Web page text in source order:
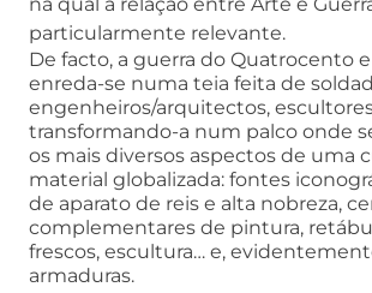
particularmente relevante.
De facto, a guerra do Quatrocento
enreda-se numa teia feita de
engenheiros/arquitectos,
transformando-a num palco onde
os mais diversos aspectos de uma
material globalizada: fontes
de aparato de reis e alta nobreza,
complementares de pintura,
frescos, escultura… e,
armaduras.